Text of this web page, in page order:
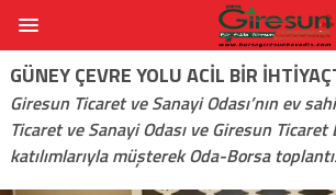
GÜNEY ÇEVRE YOLU ACIL BIR
Giresun Ticaret ve Sanayi Odası’nın ev
Ticaret ve Sanayi Odası ve Giresun Ticaret
katılımlarıyla müşterek Oda-Borsa